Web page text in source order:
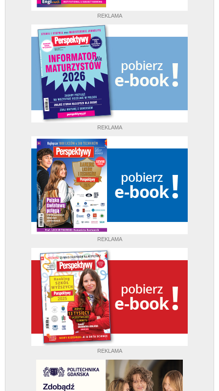
REKLAMA
REKLAMA
REKLAMA
REKLAMA